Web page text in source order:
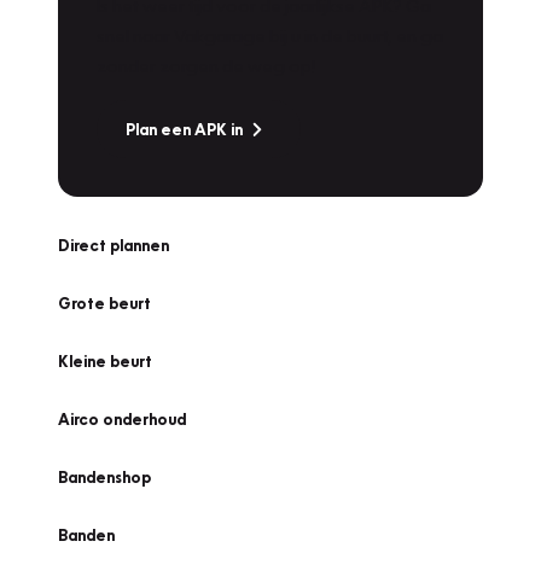
Plan een APK in
Direct plannen
Grote beurt
Kleine beurt
Airco onderhoud
Bandenshop
Banden